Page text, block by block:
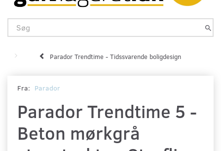
Parador Trendtime - Tidssvarende boligdesign
Fra: Parador
Parador Trendtime 5 -
Beton mørkgrå